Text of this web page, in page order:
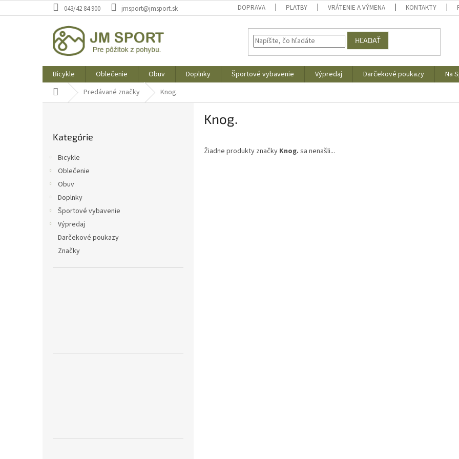
na
043/42 84 900 jmsport@jmsport.sk DOPRAVA PLATBY VRÁTENIE A VÝMENA KONTAKTY
HĽADAŤ
Bicykle Oblečenie Obuv Doplnky Športové vybavenie Výpredaj Darčekové poukazy Na
DomovPredávané značky Knog.
kategórie
Kategórie
Bicykle
Oblečenie
Obuv
Doplnky
Športové vybavenie
Výpredaj
Darčekové poukazy
Značky
Knog.
Žiadne produkty značky Knog. sa nenašli...